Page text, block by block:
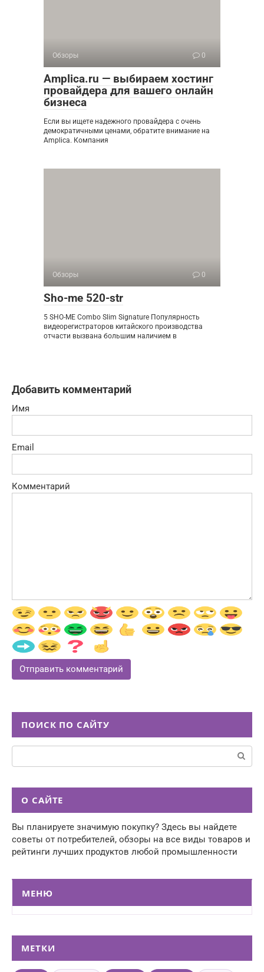
Обзоры 0
Amplica.ru — выбираем хостинг
провайдера для вашего онлайн
бизнеса
Если вы ищете надежного провайдера с очень
демократичными ценами, обратите внимание на
Amplica. Компания
Обзоры 0
Sho-me 520-str
5 SHO-ME Combo Slim Signature Популярность
видеорегистраторов китайского производства
отчасти вызвана большим наличием в
Добавить комментарий
Имя
Email
Комментарий
ПОИСК ПО САЙТУ
Поиск:
О САЙТЕ
Вы планируете значимую покупку? Здесь вы найдете
советы от потребителей, обзоры на все виды товаров и
рейтинги лучших продуктов любой промышленности
МЕНЮ
МЕТКИ